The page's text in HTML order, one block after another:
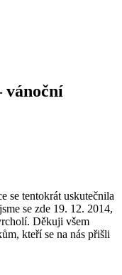
vánoční
se tentokrát uskutečnila
se zde 19. 12. 2014,
Děkuji všem
kteří se na nás přišli